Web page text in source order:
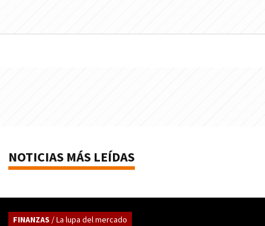
NOTICIAS MÁS LEÍDAS
FINANZAS / La lupa del mercado